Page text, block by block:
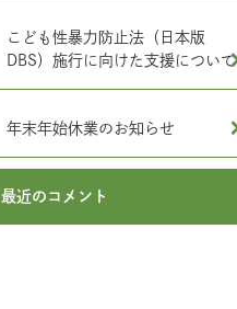
こども性暴力防止法（日本版
DBS）施行に向けた支援について
年末年始休業のお知らせ
最近のコメント